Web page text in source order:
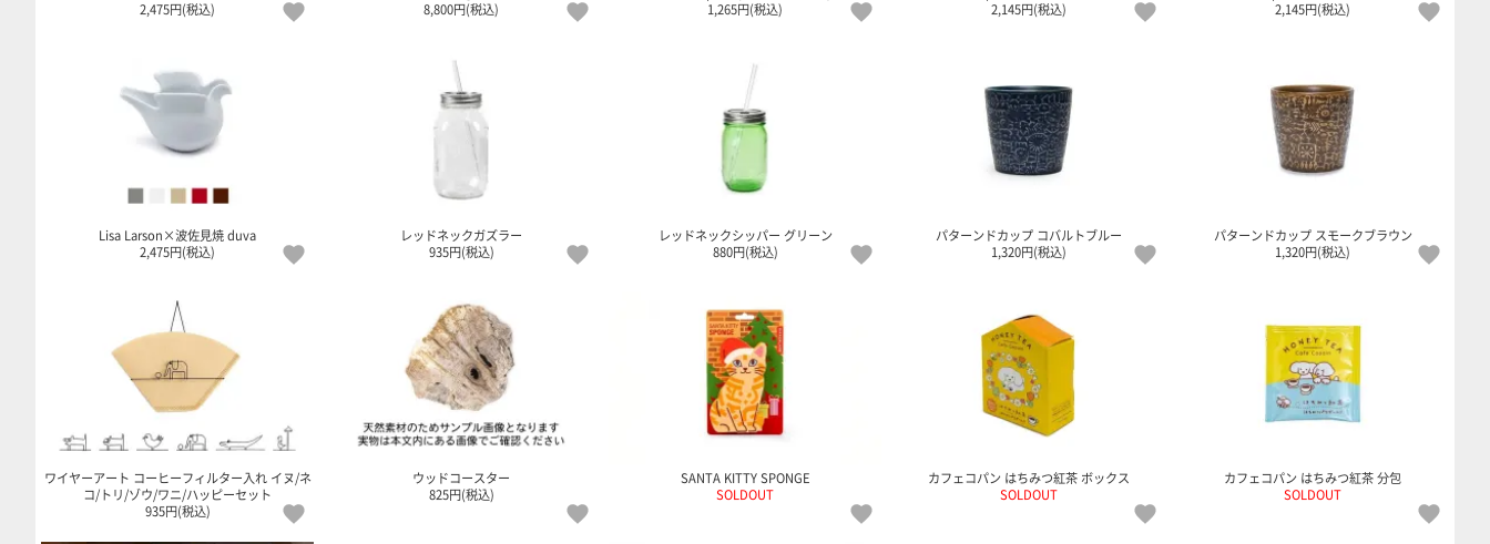
2,475円(税込)
8,800円(税込)
1,265円(税込)
2,145円(税込)
2,145円(税込)
Lisa Larson×波佐見焼 duva
2,475円(税込)
レッドネックガズラー
935円(税込)
レッドネックシッパー グリーン
880円(税込)
パターンドカップ コバルトブルー
1,320円(税込)
パターンドカップ スモークブラウン
1,320円(税込)
ワイヤーアート コーヒーフィルター入れ イヌ/ネ
コ/トリ/ゾウ/ワニ/ハッピーセット
935円(税込)
ウッドコースター
825円(税込)
SANTA KITTY SPONGE
SOLDOUT
カフェコパン はちみつ紅茶 ボックス
SOLDOUT
カフェコパン はちみつ紅茶 分包
SOLDOUT